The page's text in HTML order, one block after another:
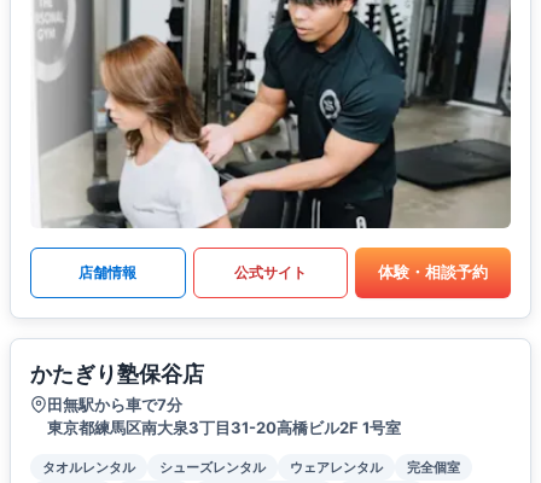
店舗情報 公式サイト 体験・相談予約
かたぎり塾保谷店
田無駅から車で7分
東京都練馬区南大泉3丁目31-20高橋ビル2F 1号室
タオルレンタル シューズレンタル ウェアレンタル
完全個室